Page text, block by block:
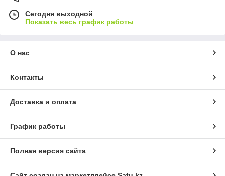
Сегодня выходной
Показать весь график работы
О нас
Контакты
Доставка и оплата
График работы
Полная версия сайта